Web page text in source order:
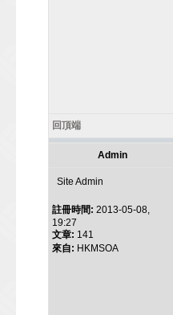
回頂端
Admin
Site Admin
註冊時間: 2013-05-08,
19:27
文章: 141
來自: HKMSOA